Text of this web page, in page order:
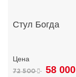
Стул Богда
72 500 58 000